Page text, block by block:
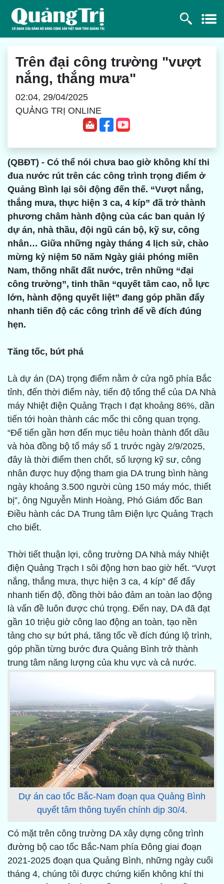
Trên đại công trường "vượt
nắng, thắng mưa"
02:04, 29/04/2025
QUẢNG TRỊ ONLINE
(QBĐT) - Có thể nói chưa bao giờ không khí thi
đua nước rút trên các công trình trọng điểm ở
Quảng Bình lại sôi động đến thế. “Vượt nắng,
thắng mưa, thực hiện 3 ca, 4 kíp” đã trở thành
phương châm hành động của các ban quản lý
dự án, nhà thầu, đội ngũ cán bộ, kỹ sư, công
nhân… Giữa những ngày tháng 4 lịch sử, chào
mừng kỷ niệm 50 năm Ngày giải phóng miền
Nam, thống nhất đất nước, trên những “đại
công trường”, tinh thần “quyết tâm cao, nỗ lực
lớn, hành động quyết liệt” đang góp phần đẩy
nhanh tiến độ các công trình để về đích đúng
hẹn.
Tăng tốc, bứt phá
Là dự án (DA) trọng điểm nằm ở cửa ngõ phía Bắc
tỉnh, đến thời điểm này, tiến độ tổng thể của DA Nhà
máy Nhiệt điện Quảng Trạch I đạt khoảng 86%, dần
tiến tới hoàn thành các mốc thi công quan trọng.
“Để tiến gần hơn đến mục tiêu hoàn thành đốt dầu
và hòa đồng bộ tổ máy số 1 trước ngày 2/9/2025,
đây là thời điểm then chốt, số lượng kỹ sư, công
nhân được huy động tham gia DA trung bình hàng
ngày khoảng 3.500 người cùng 150 máy móc, thiết
bị”, ông Nguyễn Minh Hoàng, Phó Giám đốc Ban
Điều hành các DA Trung tâm Điện lực Quảng Trạch
cho biết.
Thời tiết thuận lợi, công trường DA Nhà máy Nhiệt
điện Quảng Trạch I sôi động hơn bao giờ hết. “Vượt
nắng, thắng mưa, thực hiện 3 ca, 4 kíp” để đẩy
nhanh tiến độ, đồng thời bảo đảm an toàn lao động
là vấn đề luôn được chú trọng. Đến nay, DA đã đạt
gần 10 triệu giờ công lao động an toàn, tạo nền
tảng cho sự bứt phá, tăng tốc về đích đúng lộ trình,
góp phần từng bước đưa Quảng Bình trở thành
trung tâm năng lượng của khu vực và cả nước.
Dự án cao tốc Bắc-Nam đoạn qua Quảng Bình
quyết tâm thông tuyến chính dịp 30/4.
Có mặt trên công trường DA xây dựng công trình
đường bộ cao tốc Bắc-Nam phía Đông giai đoạn
2021-2025 đoạn qua Quảng Bình, những ngày cuối
tháng 4, chúng tôi được chứng kiến không khí thi